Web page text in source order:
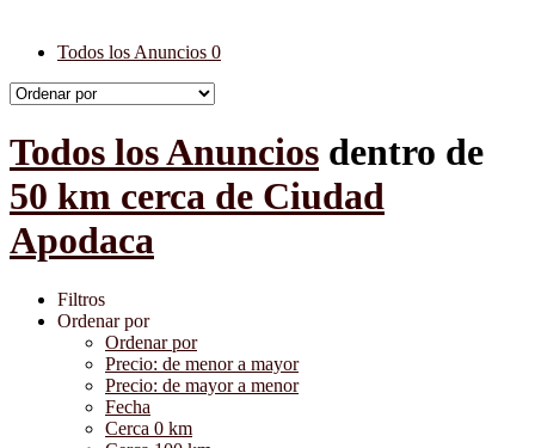
Todos los Anuncios 0
Todos los Anuncios dentro de
50 km cerca de Ciudad
Apodaca
Filtros
Ordenar por
Ordenar por
Precio: de menor a mayor
Precio: de mayor a menor
Fecha
Cerca 0 km